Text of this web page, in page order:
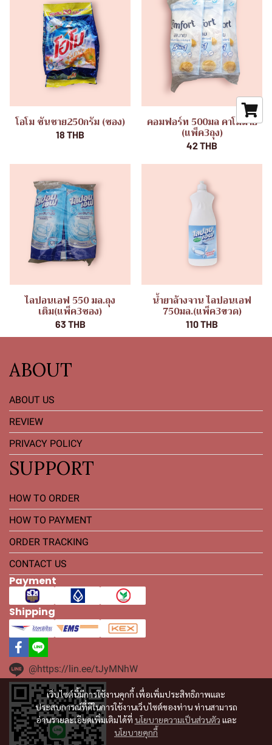
โอโม ซันชาย250กรัม (ซอง)
18 THB
คอมฟอร์ท 500มล คาโมมาย
(แพ็ค3ถุง)
42 THB
ไลปอนเอฟ 550 มล.ถุง
เติม(แพ็ค3ซอง)
63 THB
น้ำยาล้างจาน ไลปอนเอฟ
750มล.(แพ็ค3ขวด)
110 THB
เว็บไซต์นี้มีการใช้งานคุกกี้ เพื่อเพิ่มประสิทธิภาพและ
ประสบการณ์ที่ดีในการใช้งานเว็บไซต์ของท่าน ท่านสามารถ
อ่านรายละเอียดเพิ่มเติมได้ที่ นโยบายความเป็นส่วนตัว และ
นโยบายคุกกี้
ABOUT
ABOUT US
REVIEW
PRIVACY POLICY
SUPPORT
HOW TO ORDER
HOW TO PAYMENT
ORDER TRACKING
CONTACT US
Payment
Shipping
@https://lin.ee/tJyMNhW